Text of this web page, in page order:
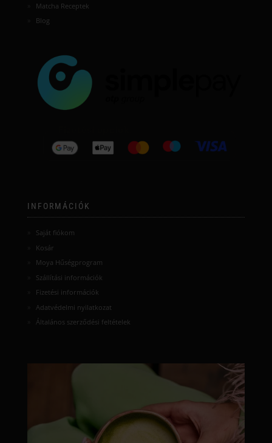
Matcha Receptek
Blog
INFORMÁCIÓK
Saját fiókom
Kosár
Moya Hűségprogram
Szállítási információk
Fizetési információk
Adatvédelmi nyilatkozat
Általános szerződési feltételek
moyamatcha.hu